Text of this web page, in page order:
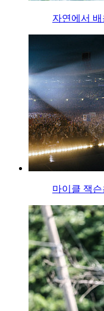
자연에서
마이클 잭